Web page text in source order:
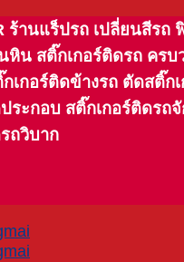
ร้านแร็ปรถ เปลี่ยนสีรถ
หิน สติ๊กเกอร์ติดรถ ครบ
กเกอร์ติดข้างรถ ตัดสติ๊ก
ระกอบ สติ๊กเกอร์ติดรถ
ถวิบาก